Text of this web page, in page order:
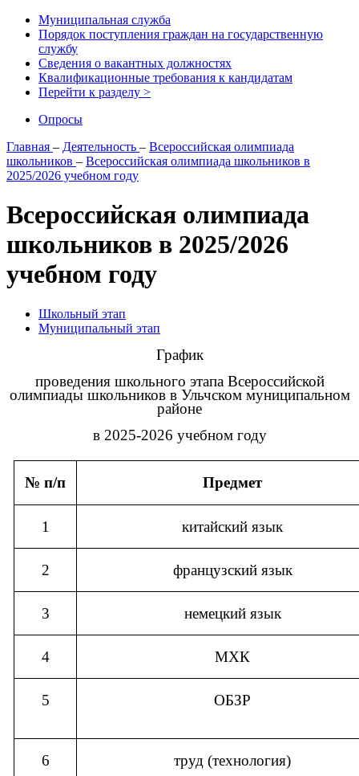
Муниципальная служба
Порядок поступления граждан на государственную
службу
Сведения о вакантных должностях
Квалификационные требования к кандидатам
Перейти к разделу >
Опросы
Главная – Деятельность – Всероссийская олимпиада
школьников – Всероссийская олимпиада школьников в
2025/2026 учебном году
Всероссийская олимпиада
школьников в 2025/2026
учебном году
Школьный этап
Муниципальный этап
График
проведения школьного этапа Всероссийской
олимпиады школьников в Ульчском муниципальном
районе
в 2025-2026 учебном году
№ п/п Предмет
1 китайский язык
2 французский язык
3 немецкий язык
4 МХК
5 ОБЗР
6 труд (технология)